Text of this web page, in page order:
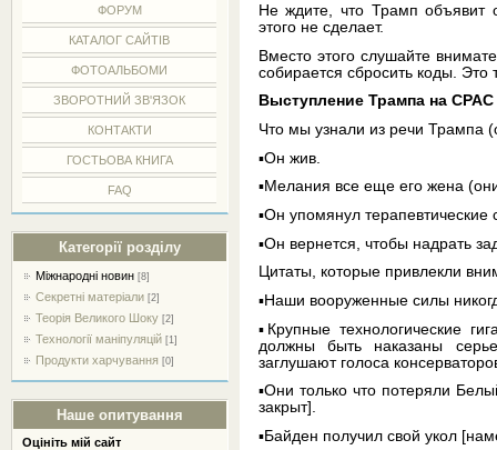
ФОРУМ
КАТАЛОГ САЙТІВ
ФОТОАЛЬБОМИ
ЗВОРОТНИЙ ЗВ'ЯЗОК
КОНТАКТИ
ГОСТЬОВА КНИГА
FAQ
Категорії розділу
Міжнародні новин [8]
Секретні матеріали [2]
Теорія Великого Шоку [2]
Технології маніпуляцій [1]
Продукти харчування [0]
Наше опитування
Оцініть мій сайт
Не ждите, что Трамп объявит
этого не сделает.
Вместо этого слушайте
собирается сбросить коды.
Выступление Трампа на CPAC
Что мы узнали из речи Трампа
▪️Он жив.
▪️Мелания все еще его жена
▪️Он упомянул терапевтические
▪️Он вернется, чтобы надрать
Цитаты, которые привлекли
▪️Наши вооруженные силы
▪️Крупные технологические
должны быть наказаны
заглушают голоса
▪️Они только что потеряли
закрыт].
▪️Байден получил свой укол